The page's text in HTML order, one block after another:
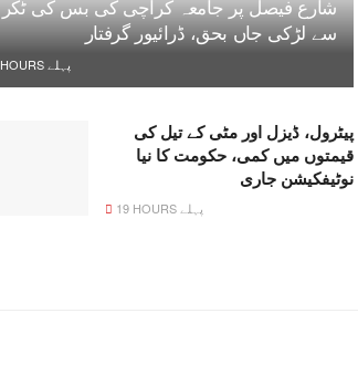
شارع فیصل پر جامعہ کراچی کی بس کی ٹکر
سے لڑکی جاں بحق، ڈرائیور گرفتار
16 HOURS پہلے
پیٹرول، ڈیزل اور مٹی کے تیل کی
قیمتوں میں کمی، حکومت کا نیا
نوٹیفکیشن جاری
19 HOURS پہلے